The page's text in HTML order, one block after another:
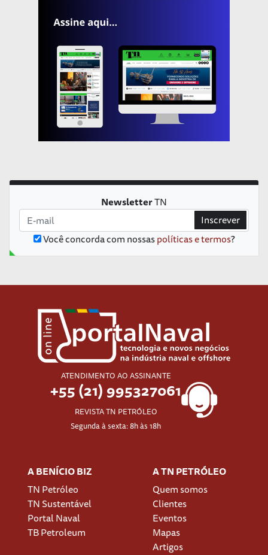
NewsletterTN
Você concorda com nossaspolíticas e termos?
Inscrever
ATENDIMENTO AO ASSINANTE
+55 (21) 995327061
REVISTA TN PETRÓLEO
Segunda à sexta: 8h às 18h
A BENÍCIO BIZ
TN Petróleo
TN Sustentável
Portal Naval
TB Petroleum
A TN PETRÓLEO
Quem somos
Clientes
Eventos
Mapas
Artigos